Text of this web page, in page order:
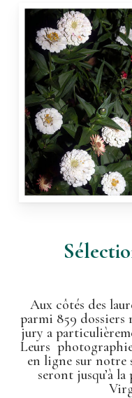
Aux côtés des
parmi 859 dossiers
jury a
Leurs
en ligne sur notre
seront jusqu’à